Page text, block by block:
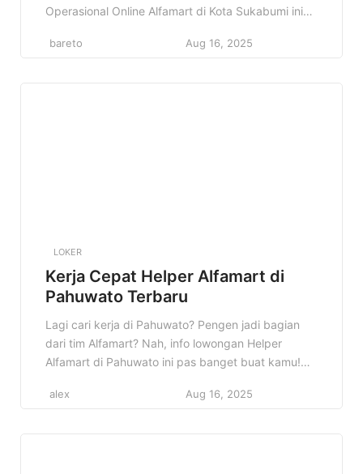
Operasional Online Alfamart di Kota Sukabumi ini
akan bahas tuntas tentang lowongan kerja Staff
bareto Aug 16, 2025
LOKER
Kerja Cepat Helper Alfamart di
Pahuwato Terbaru
Lagi cari kerja di Pahuwato? Pengen jadi bagian
dari tim Alfamart? Nah, info lowongan Helper
Alfamart di Pahuwato ini pas banget buat kamu!
jaringan minimarket terbesar di Indonesia. Jangan
alex Aug 16, 2025